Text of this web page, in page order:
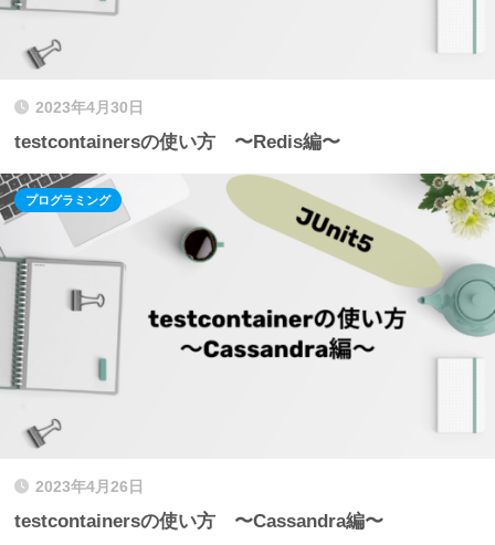
2023年4月30日
testcontainersの使い方 〜Redis編〜
2023年4月26日
testcontainersの使い方 〜Cassandra編〜
プログラミング